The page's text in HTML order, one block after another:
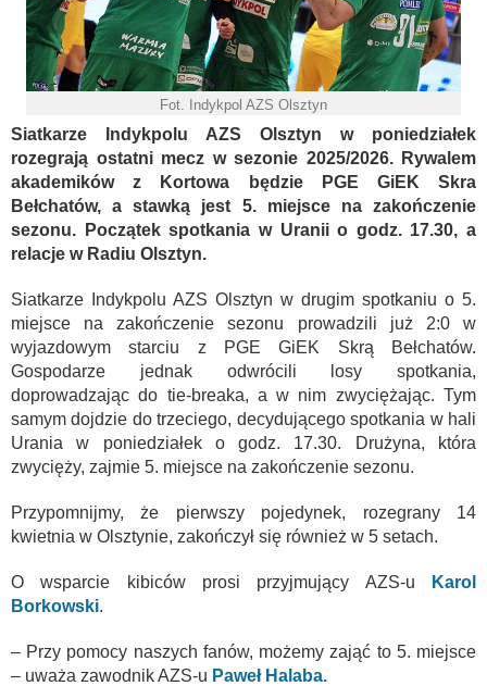
Fot. Indykpol AZS Olsztyn
Siatkarze Indykpolu AZS Olsztyn w poniedziałek
rozegrają ostatni mecz w sezonie 2025/2026. Rywalem
akademików z Kortowa będzie PGE GiEK Skra
Bełchatów, a stawką jest 5. miejsce na zakończenie
sezonu. Początek spotkania w Uranii o godz. 17.30, a
relacje w Radiu Olsztyn.
Siatkarze Indykpolu AZS Olsztyn w drugim spotkaniu o 5.
miejsce na zakończenie sezonu prowadzili już 2:0 w
wyjazdowym starciu z PGE GiEK Skrą Bełchatów.
Gospodarze jednak odwrócili losy spotkania,
doprowadzając do tie-breaka, a w nim zwyciężając. Tym
samym dojdzie do trzeciego, decydującego spotkania w hali
Urania w poniedziałek o godz. 17.30. Drużyna, która
zwycięży, zajmie 5. miejsce na zakończenie sezonu.
Przypomnijmy, że pierwszy pojedynek, rozegrany 14
kwietnia w Olsztynie, zakończył się również w 5 setach.
O wsparcie kibiców prosi przyjmujący AZS-u
Karol
Borkowski.
– Przy pomocy naszych fanów, możemy zająć to 5. miejsce
– uważa zawodnik AZS-u Paweł Halaba.